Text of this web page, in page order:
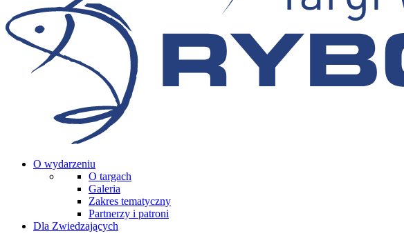
O wydarzeniu
O targach
Galeria
Zakres tematyczny
Partnerzy i patroni
Dla Zwiedzających